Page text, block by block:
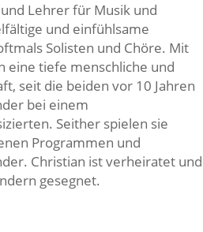
Lehrer für Musik und
und einfühlsame
Solisten und Chöre. Mit
eine tiefe menschliche und
seit die beiden vor 10 Jahren
bei einem
Seither spielen sie
Programmen und
Christian ist verheiratet und
gesegnet.